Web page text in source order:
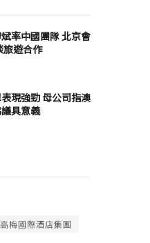
率中國團隊 北京會
旅遊合作
現強勁 母公司指澳
具意義
梅國際酒店集團